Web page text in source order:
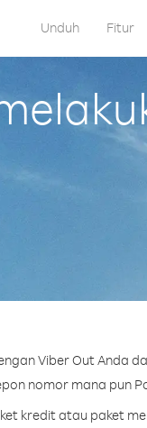
Unduh Fitur
Viber Out Anda
nomor mana pun
kredit atau paket